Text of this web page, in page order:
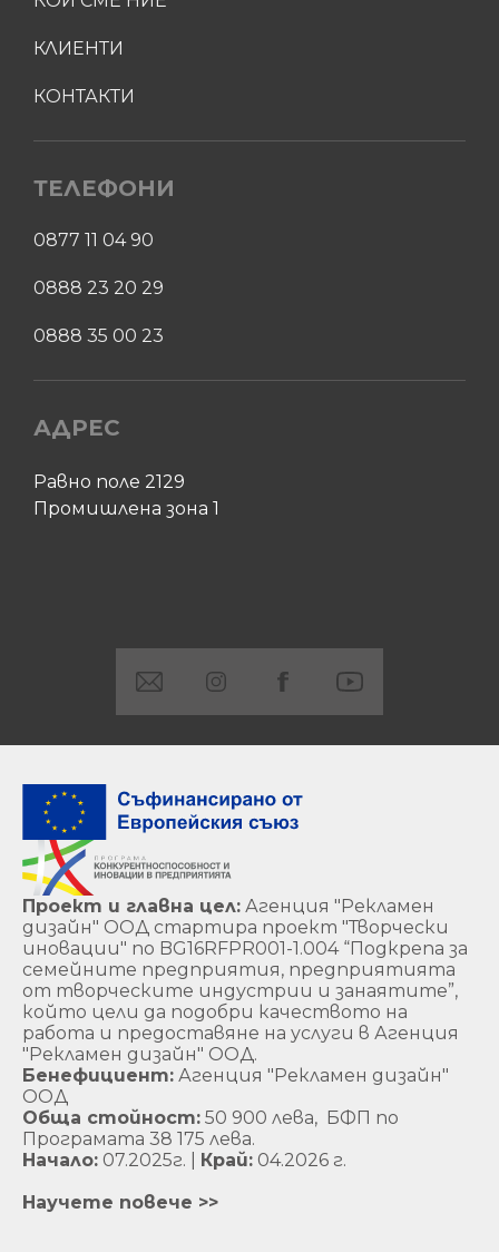
КЛИЕНТИ
КОНТАКТИ
ТЕЛЕФОНИ
0877 11 04 90
0888 23 20 29
0888 35 00 23
АДРЕС
Равно поле 2129
Промишлена зона 1
Проект и главна цел: Агенция "Рекламен
дизайн" ООД стартира проект "Творчески
иновации" по BG16RFPR001-1.004 “Подкрепа за
семейните предприятия, предприятията
от творческите индустрии и занаятите”,
който цели да подобри качеството на
работа и предоставяне на услуги в Агенция
"Рекламен дизайн" ООД.
Бенефициент: Агенция "Рекламен дизайн"
ООД
Обща стойност: 50 900 лева, БФП по
Програмата 38 175 лева.
Начало: 07.2025г. | Край: 04.2026 г.
Научете повече >>